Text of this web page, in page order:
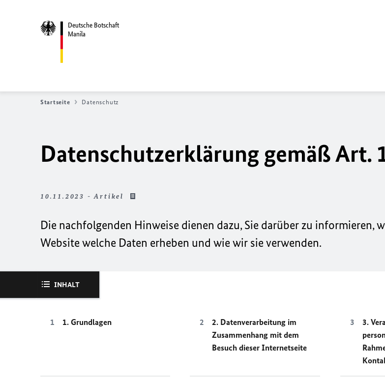
Deutsche Botschaft
Manila
Startseite Datenschutz
Datenschutzerklärung gemäß Art.
10.11.2023 - Artikel
Die nachfolgenden Hinweise dienen dazu, Sie darüber zu informieren,
Website welche Daten erheben und wie wir sie verwenden.
INHALT
1. Grundlagen
2. Datenverarbeitung im
Zusammenhang mit dem
Besuch dieser Internetseite
3.